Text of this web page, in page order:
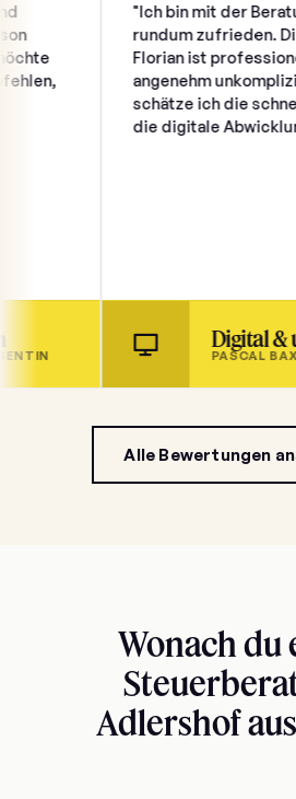
"Ich bin mit der Beratung
rundum zufrieden. Die
Florian ist professionell,
angenehm unkompliziert.
schätze ich die schnelle
die digitale Abwicklung."
Digital &
PASCAL BAXMANN·
Alle Bewertungen
Wonach du
Adlershof